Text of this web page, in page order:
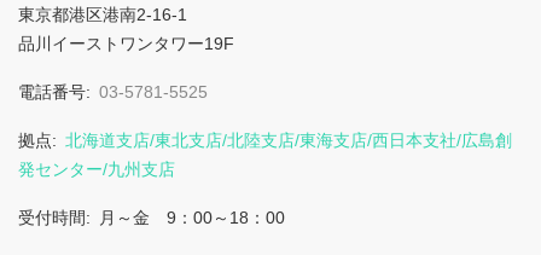
東京都港区港南2-16-1
品川イーストワンタワー19F
電話番号 03-5781-5525
拠点
北海道支店/東北支店/北陸支店/東海支店/西日本支社/広島創
発センター/九州支店
受付時間 月～金 9：00～18：00